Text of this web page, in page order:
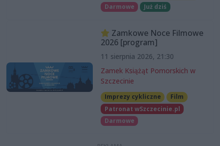
Darmowe
Już dziś
Zamkowe Noce Filmowe
2026 [program]
11 sierpnia 2026, 21:30
Zamek Książąt Pomorskich w
Szczecinie
Imprezy cykliczne
Film
Patronat wSzczecinie.pl
Darmowe